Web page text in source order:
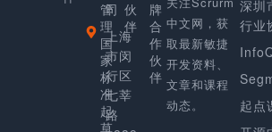
司
上海
市闵
行区
七莘
路
管
理
国
家
标
准
起
草
伙
伴
牌
合
作
伙
伴
中文网，获
取最新敏捷
开发资料、
文章和课程
动态。
深圳
行业
起点